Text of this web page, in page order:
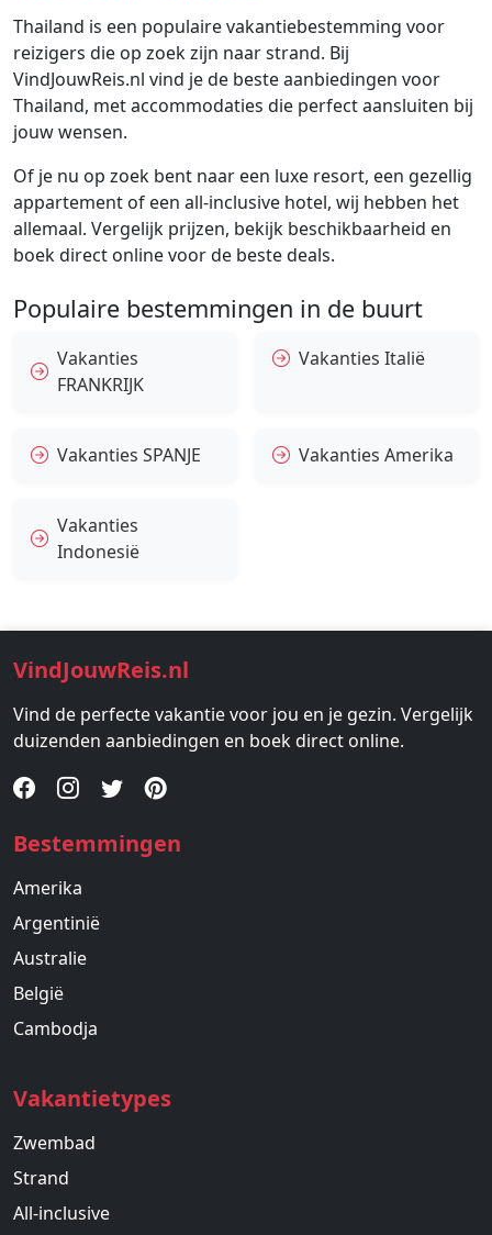
Thailand is een populaire vakantiebestemming voor
reizigers die op zoek zijn naar strand. Bij
VindJouwReis.nl vind je de beste aanbiedingen voor
Thailand, met accommodaties die perfect aansluiten bij
jouw wensen.
Of je nu op zoek bent naar een luxe resort, een gezellig
appartement of een all-inclusive hotel, wij hebben het
allemaal. Vergelijk prijzen, bekijk beschikbaarheid en
boek direct online voor de beste deals.
Populaire bestemmingen in de buurt
Vakanties
FRANKRIJK
Vakanties Italië
Vakanties SPANJE Vakanties Amerika
Vakanties
Indonesië
VindJouwReis.nl
Vind de perfecte vakantie voor jou en je gezin. Vergelijk
duizenden aanbiedingen en boek direct online.
Bestemmingen
Amerika
Argentinië
Australie
België
Cambodja
Vakantietypes
Zwembad
Strand
All-inclusive